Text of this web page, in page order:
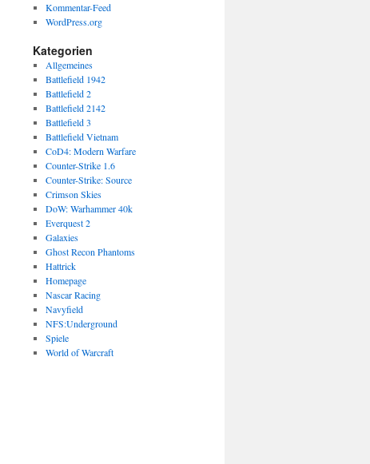
Kommentar-Feed
WordPress.org
Kategorien
Allgemeines
Battlefield 1942
Battlefield 2
Battlefield 2142
Battlefield 3
Battlefield Vietnam
CoD4: Modern Warfare
Counter-Strike 1.6
Counter-Strike: Source
Crimson Skies
DoW: Warhammer 40k
Everquest 2
Galaxies
Ghost Recon Phantoms
Hattrick
Homepage
Nascar Racing
Navyfield
NFS:Underground
Spiele
World of Warcraft